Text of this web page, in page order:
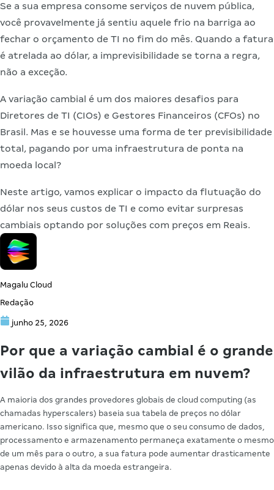
Se a sua empresa consome serviços de nuvem pública,
você provavelmente já sentiu aquele frio na barriga ao
fechar o orçamento de TI no fim do mês. Quando a fatura
é atrelada ao dólar, a imprevisibilidade se torna a regra,
não a exceção.
A variação cambial é um dos maiores desafios para
Diretores de TI (CIOs) e Gestores Financeiros (CFOs) no
Brasil. Mas e se houvesse uma forma de ter previsibilidade
total, pagando por uma infraestrutura de ponta na
moeda local?
Neste artigo, vamos explicar o impacto da flutuação do
dólar nos seus custos de TI e como evitar surpresas
cambiais optando por soluções com preços em Reais.
Magalu Cloud
Redação
junho 25, 2026
Por que a variação cambial é o grande
vilão da infraestrutura em nuvem?
A maioria dos grandes provedores globais de cloud computing (as
chamadas hyperscalers) baseia sua tabela de preços no dólar
americano. Isso significa que, mesmo que o seu consumo de dados,
processamento e armazenamento permaneça exatamente o mesmo
de um mês para o outro, a sua fatura pode aumentar drasticamente
apenas devido à alta da moeda estrangeira.